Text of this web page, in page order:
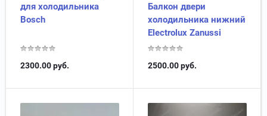
для холодильника
Bosch
2300.00руб.
Балкон двери
холодильника нижний
Electrolux Zanussi
2500.00руб.